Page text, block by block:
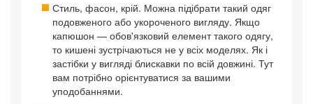
Стиль, фасон, крій. Можна підібрати такий одяг
подовженого або укороченого вигляду. Якщо
капюшон — обов'язковий елемент такого одягу,
то кишені зустрічаються не у всіх моделях. Як і
застібки у вигляді блискавки по всій довжині. Тут
вам потрібно орієнтуватися за вашими
уподобаннями.